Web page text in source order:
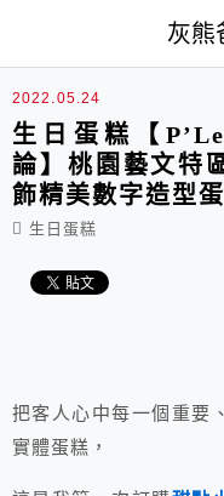
灰熊
2022.05.24
生日蛋糕【
論】桃園藝文特
飾精美數字造型
生日蛋糕
把客人心中每一個重要
實體蛋糕，